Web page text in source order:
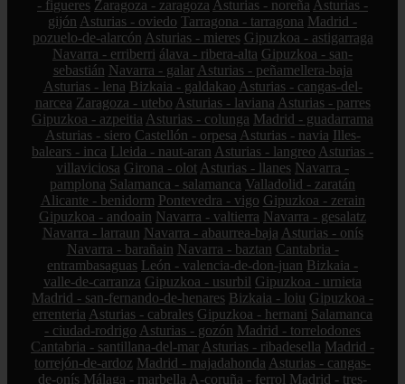
- figueres Zaragoza - zaragoza Asturias - noreña Asturias -
gijón Asturias - oviedo Tarragona - tarragona Madrid -
pozuelo-de-alarcón Asturias - mieres Gipuzkoa - astigarraga
Navarra - erriberri álava - ribera-alta Gipuzkoa - san-
sebastián Navarra - galar Asturias - peñamellera-baja
Asturias - lena Bizkaia - galdakao Asturias - cangas-del-
narcea Zaragoza - utebo Asturias - laviana Asturias - parres
Gipuzkoa - azpeitia Asturias - colunga Madrid - guadarrama
Asturias - siero Castellón - orpesa Asturias - navia Illes-
balears - inca Lleida - naut-aran Asturias - langreo Asturias -
villaviciosa Girona - olot Asturias - llanes Navarra -
pamplona Salamanca - salamanca Valladolid - zaratán
Alicante - benidorm Pontevedra - vigo Gipuzkoa - zerain
Gipuzkoa - andoain Navarra - valtierra Navarra - gesalatz
Navarra - larraun Navarra - abaurrea-baja Asturias - onís
Navarra - barañain Navarra - baztan Cantabria -
entrambasaguas León - valencia-de-don-juan Bizkaia -
valle-de-carranza Gipuzkoa - usurbil Gipuzkoa - urnieta
Madrid - san-fernando-de-henares Bizkaia - loiu Gipuzkoa -
errenteria Asturias - cabrales Gipuzkoa - hernani Salamanca
- ciudad-rodrigo Asturias - gozón Madrid - torrelodones
Cantabria - santillana-del-mar Asturias - ribadesella Madrid -
torrejón-de-ardoz Madrid - majadahonda Asturias - cangas-
de-onís Málaga - marbella A-coruña - ferrol Madrid - tres-